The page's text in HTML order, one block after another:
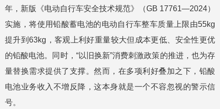
年，新版《电动自行车安全技术规范》（GB 17761—2024）
实施，将使用铅酸蓄电池的电动自行车整车质量上限由55kg
提升到63kg，客观上利好重量较大但成本更低、安全性更优
的铅酸电池。同时，“以旧换新”消费刺激政策的推进，也为存
量替换需求提供了支撑。然而，在多项利好叠加之下，铅酸
电池业务收入不增反降，这本身就是一个不容忽视的警示信
号。